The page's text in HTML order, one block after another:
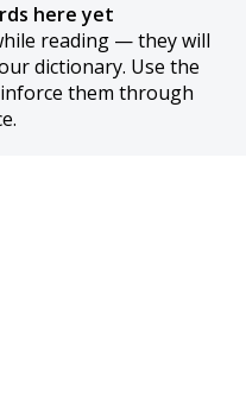
here yet
reading — they will
dictionary. Use the
them through